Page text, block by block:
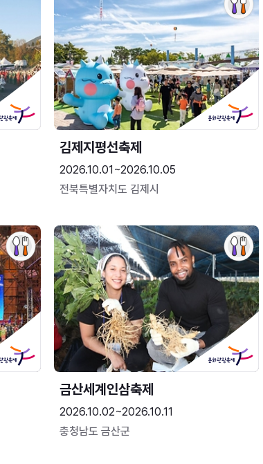
김제지평선축제
2026.10.01~2026.10.05
전북특별자치도 김제시
금산세계인삼축제
2026.10.02~2026.10.11
충청남도 금산군